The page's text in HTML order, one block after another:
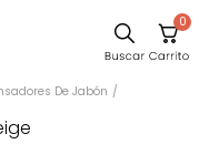
0
De Jabón